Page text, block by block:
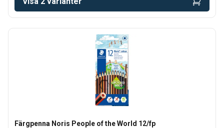
Färgpenna Noris People of the World 12/fp